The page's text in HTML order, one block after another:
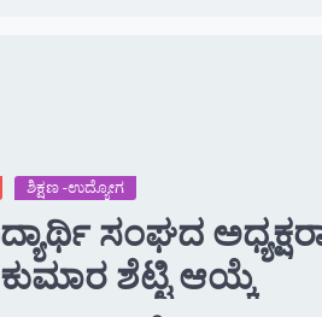
ಶಿಕ್ಷಣ -ಉದ್ಯೋಗ
ಸಂಘದ
ಕುಮಾರ ಶೆಟ್ಟಿ ಆಯ್ಕೆ